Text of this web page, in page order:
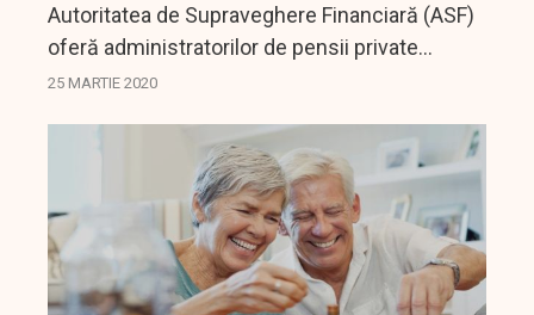
Autoritatea de Supraveghere Financiară (ASF)
oferă administratorilor de pensii private
posibilitatea de a investi peste limita de 70%,
25 MARTIE 2020